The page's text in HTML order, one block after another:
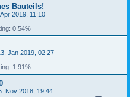
Bauteils!
2019, 11:10
0.54%
Jan 2019, 02:27
1.91%
Nov 2018, 19:44